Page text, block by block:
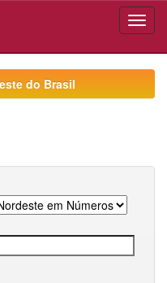
do Brasil